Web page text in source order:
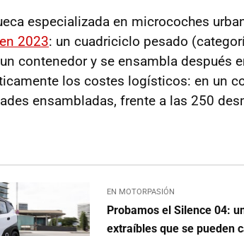
especializada en microcoches
2023: un cuadriciclo pesado
contenedor y se ensambla después
los costes logísticos: en un
ensambladas, frente a las 250
EN MOTORPASIÓN
Probamos el Silence 04:
extraíbles que se pueden